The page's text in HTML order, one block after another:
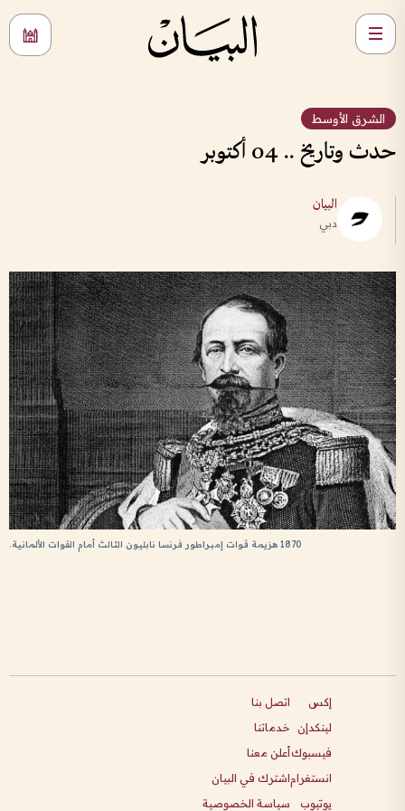
الشرق الأوسط
حدث وتاريخ .. 04 أكتوبر
البيان
دبي
1870 هزيمة قوات إمبراطور فرنسا نابليون الثالث أمام القوات الألمانية.
إكس
لينكدإن
فيسبوك
انستغرام
يوتيوب
اتصل بنا
خدماتنا
أعلن معنا
اشترك في البيان
سياسة الخصوصية